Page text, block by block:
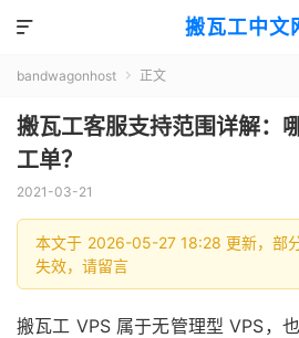
搬瓦工中文

bandwagonhost  正文
搬瓦工客服支持范围详解：
工单？
2021-03-21
本文于 2026-05-27 18:28 更新，部
失效，请留言
搬瓦工 VPS 属于无管理型 VPS，